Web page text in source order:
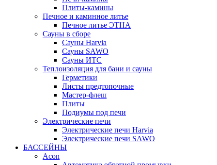
Плиты-камины
Печное и каминное литье
Печное литье ЭТНА
Сауны в сборе
Cауны Harvia
Сауны SAWO
Сауны ИТС
Теплоизоляция для бани и сауны
Герметики
Листы предтопочные
Мастер-флеш
Плиты
Подиумы под печи
Электрические печи
Электрические печи Harvia
Электрические печи SAWO
БАССЕЙНЫ
Acon